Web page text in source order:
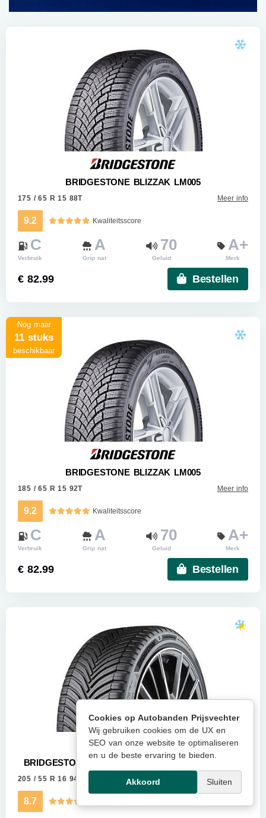
Cookies op Autobanden Prijsvechter
Wij gebruiken cookies om de UX en
SEO van onze website te optimaliseren
en u de beste ervaring te bieden.
Akkoord Sluiten
BRIDGESTONE BLIZZAK LM005
175 / 65 R 15 88T Meer info
9.2 Kwaliteitsscore
C
Verbruik
A
Grip nat
70
Geluid
A+
Merk
€ 82.99 Bestellen
Nog maar
11 stuks
beschikbaar
BRIDGESTONE BLIZZAK LM005
185 / 65 R 15 92T Meer info
9.2 Kwaliteitsscore
C
Verbruik
A
Grip nat
70
Geluid
A+
Merk
€ 82.99 Bestellen
BRIDGESTONE TURANZA ALL SEASON 6 ENLITEN
205 / 55 R 16 94V Meer info
8.7